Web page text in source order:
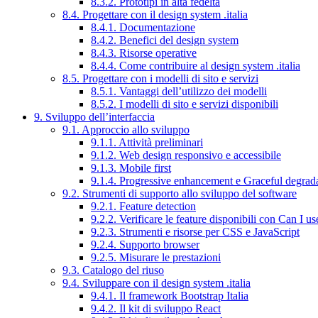
8.4. Progettare con il design system .italia
8.4.1. Documentazione
8.4.2. Benefici del design system
8.4.3. Risorse operative
8.4.4. Come contribuire al design system .italia
8.5. Progettare con i modelli di sito e servizi
8.5.1. Vantaggi dell’utilizzo dei modelli
8.5.2. I modelli di sito e servizi disponibili
9. Sviluppo dell’interfaccia
9.1. Approccio allo sviluppo
9.1.1. Attività preliminari
9.1.2. Web design responsivo e accessibile
9.1.3. Mobile first
9.1.4. Progressive enhancement e Graceful
9.2. Strumenti di supporto allo sviluppo del software
9.2.1. Feature detection
9.2.2. Verificare le feature disponibili con Can I
9.2.3. Strumenti e risorse per CSS e JavaScript
9.2.4. Supporto browser
9.2.5. Misurare le prestazioni
9.3. Catalogo del riuso
9.4. Sviluppare con il design system .italia
9.4.1. Il framework Bootstrap Italia
9.4.2. Il kit di sviluppo React